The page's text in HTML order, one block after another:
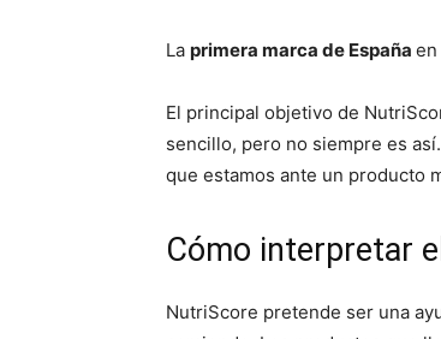
La primera marca de España
El principal objetivo de
sencillo, pero no siempre es
que estamos ante un producto
Cómo interpretar
NutriScore pretende ser una